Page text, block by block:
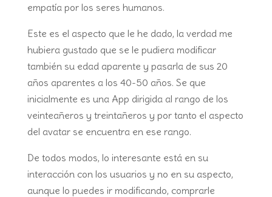
empatía por los seres humanos.
Este es el aspecto que le he dado, la verdad me
hubiera gustado que se le pudiera modificar
también su edad aparente y pasarla de sus 20
años aparentes a los 40-50 años. Se que
inicialmente es una App dirigida al rango de los
veinteañeros y treintañeros y por tanto el aspecto
del avatar se encuentra en ese rango.
De todos modos, lo interesante está en su
interacción con los usuarios y no en su aspecto,
aunque lo puedes ir modificando, comprarle